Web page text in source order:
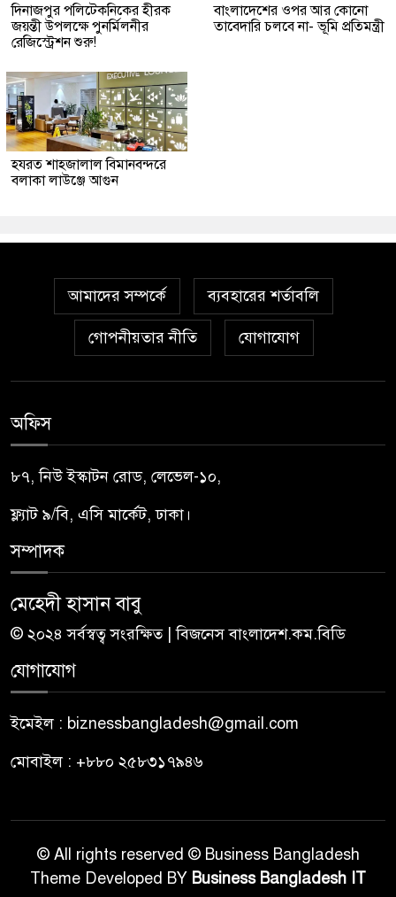
দিনাজপুর পলিটেকনিকের হীরক
জয়ন্তী উপলক্ষে পুনর্মিলনীর
রেজিস্ট্রেশন শুরু!
বাংলাদেশের ওপর আর কোনো
তাবেদারি চলবে না- ভূমি প্রতিমন্ত্রী
হযরত শাহজালাল বিমানবন্দরে
বলাকা লাউঞ্জে আগুন
আমাদের সম্পর্কে ব্যবহারের শর্তাবলি
গোপনীয়তার নীতি যোগাযোগ
অফিস
৮৭, নিউ ইস্কাটন রোড, লেভেল-১০,
ফ্ল্যাট ৯/বি, এসি মার্কেট, ঢাকা।
সম্পাদক
মেহেদী হাসান বাবু
© ২০২৪ সর্বস্বত্ব সংরক্ষিত | বিজনেস বাংলাদেশ.কম.বিডি
যোগাযোগ
ইমেইল : biznessbangladesh@gmail.com
মোবাইল : +৮৮০ ২৫৮৩১৭৯৪৬
© All rights reserved © Business Bangladesh
Theme Developed BY Business Bangladesh IT